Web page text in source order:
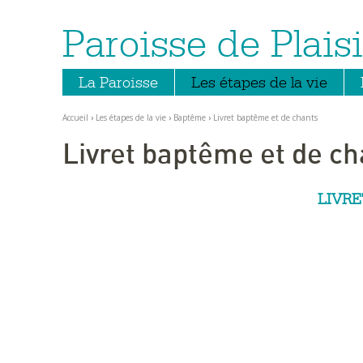
Aller
contenu.
la
Outils
personnels
Paroisse de
La Paroisse Les étapes de la vie
Accueil › Les étapes de la vie › Baptême › Livret baptême et de chants
Livret baptême et de